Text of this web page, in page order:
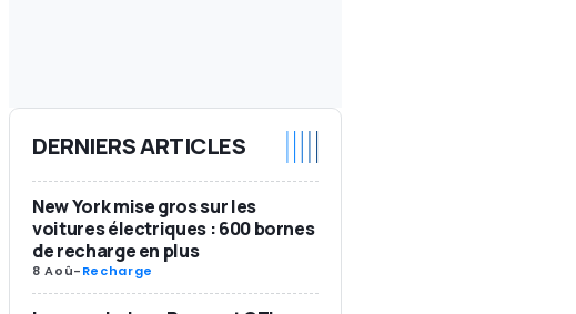
DERNIERS ARTICLES
New York mise gros sur les
voitures électriques : 600 bornes
de recharge en plus
8 Aoû-Recharge